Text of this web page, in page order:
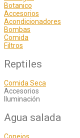
Botanico
Accesorios
Acondicionadores
Bombas
Comida
Filtros
Reptiles
Comida Seca
Accesorios
Iluminación
Agua salada
Conejos